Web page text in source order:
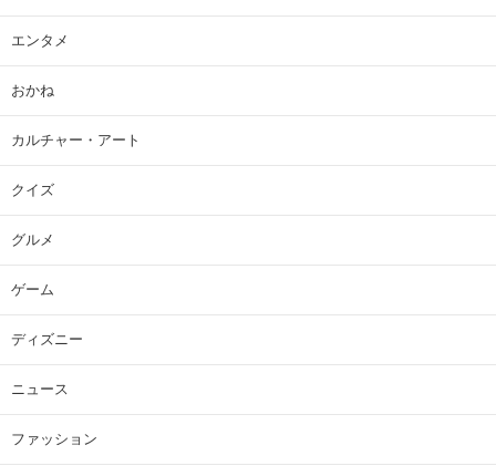
エンタメ
おかね
カルチャー・アート
クイズ
グルメ
ゲーム
ディズニー
ニュース
ファッション